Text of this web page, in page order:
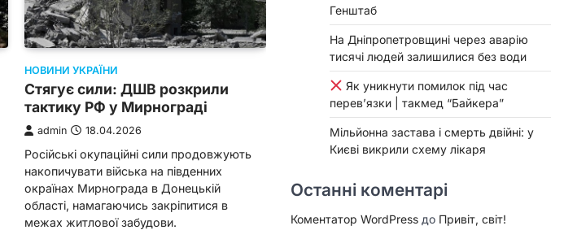
НОВИНИ УКРАЇНИ
Стягує сили: ДШВ розкрили
тактику РФ у Мирнограді
admin 18.04.2026
Російські окупаційні сили продовжують
накопичувати війська на південних
окраїнах Мирнограда в Донецькій
області, намагаючись закріпитися в
межах житлової забудови.
Генштаб
На Дніпропетровщині через аварію
тисячі людей залишилися без води
Як уникнути помилок під час
перев’язки | такмед “Байкера”
Мільйонна застава і смерть двійні: у
Києві викрили схему лікаря
Останні коментарі
Коментатор WordPress до Привіт, світ!